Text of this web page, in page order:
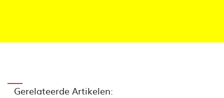
Gerelateerde Artikelen: